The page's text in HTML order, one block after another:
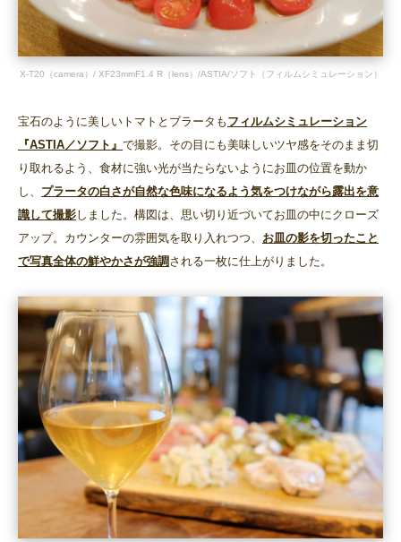
X-T20（camera）/ XF23mmF1.4 R（lens）/ASTIA/ソフト（フィルムシミュレーション）
宝石のように美しいトマトとブラータも フィルムシミュレーション
『ASTIA／ソフト』 で撮影。その目にも美味しいツヤ感をそのまま切
り取れるよう、食材に強い光が当たらないようにお皿の位置を動か
し、 プラータの白さが自然な色味になるよう気をつけながら露出を意
識して撮影しました。構図は、思い切り近づいてお皿の中にクローズ
アップ。カウンターの雰囲気を取り入れつつ、 お皿の影を切ったこと
で写真全体の鮮やかさが強調される一枚に仕上がりました。